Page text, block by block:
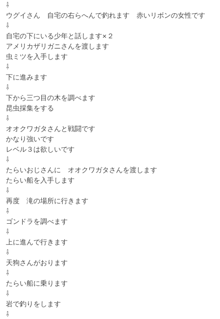
⇩
ウグイさん　自宅の右らへんで釣れます　赤いリボンの女性です
⇩
自宅の下にいる少年と話します×２
アメリカザリガニさんを渡します
虫ミツを入手します
⇩
下に進みます
⇩
下から三つ目の木を調べます
昆虫採集をする
⇩
オオクワガタさんと戦闘です
かなり強いです
レベル３は欲しいです
⇩
たらいおじさんに　オオクワガタさんを渡します
たらい船を入手します
⇩
再度　滝の場所に行きます
⇩
ゴンドラを調べます
⇩
上に進んで行きます
⇩
天狗さんがおります
⇩
たらい船に乗ります
⇩
岩で釣りをします
⇩